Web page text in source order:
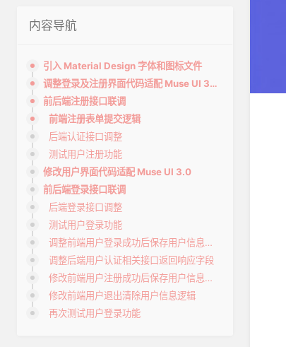
内容导航
引入 Material Design 字体和图标文件
调整登录及注册界面代码适配 Muse UI 3.0
前后端注册接口联调
前端注册表单提交逻辑
后端认证接口调整
测试用户注册功能
修改用户界面代码适配 Muse UI 3.0
前后端登录接口联调
后端登录接口调整
测试用户登录功能
调整前端用户登录成功后保存用户信息逻辑
调整后端用户认证相关接口返回响应字段
修改前端用户注册成功后保存用户信息逻辑
修改前端用户退出清除用户信息逻辑
再次测试用户登录功能